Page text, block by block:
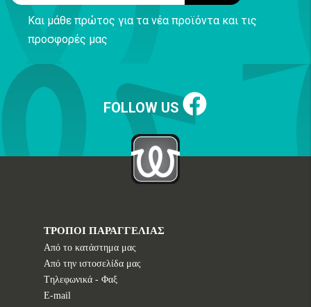
Και μάθε πρώτος για τα νέα προϊόντα και τις
προσφορές μας
FOLLOW US
ΤΡΟΠΟΙ ΠΑΡΑΓΓΕΛΙΑΣ
Από το κατάστημα μας
Από την ιστοσελίδα μας
Tηλεφωνικά - Φαξ
E-mail